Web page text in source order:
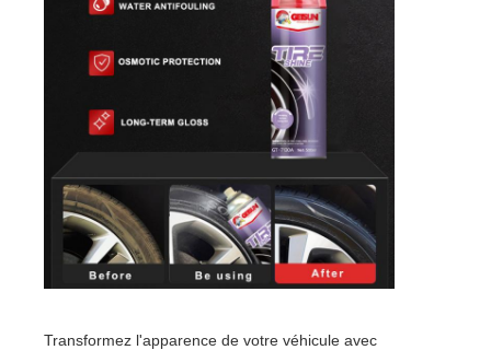
Transformez l'apparence de votre véhicule avec